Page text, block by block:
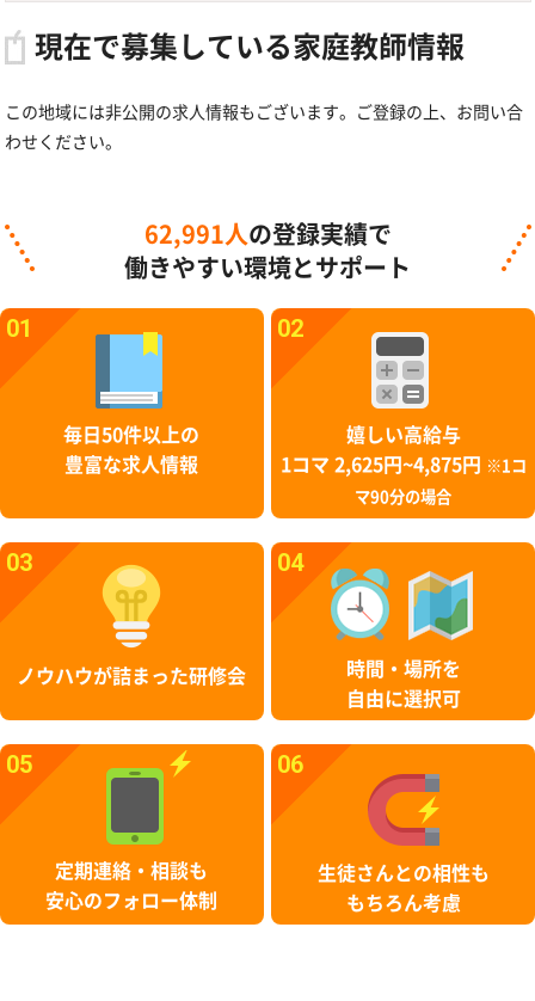
現在で募集している家庭教師情報
この地域には非公開の求人情報もございます。ご登録の上、お問い合
わせください。
62,991人 の登録実績で
働きやすい環境とサポート
01
毎日50件以上の
豊富な求人情報
02
嬉しい高給与
1コマ 2,625円~4,875円
※1コ
マ90分の場合
03
ノウハウが詰まった研修会
04
時間・場所を
自由に選択可
05
定期連絡・相談も
安心のフォロー体制
06
生徒さんとの相性も
もちろん考慮